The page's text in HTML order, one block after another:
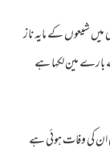
یہ تیسری صدی میں شیعوں کے مایہ ناز
مین لکہا ہے
ان کی وفات ہوئی ہے